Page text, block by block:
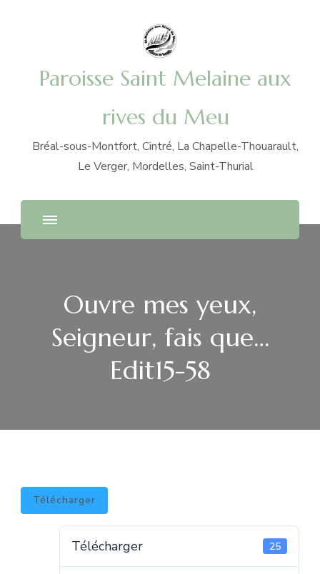
Paroisse Saint Melaine aux
rives du Meu
Bréal-sous-Montfort, Cintré, La Chapelle-Thouarault,
Le Verger, Mordelles, Saint-Thurial
Ouvre mes yeux,
Seigneur, fais que…
Edit15-58
Télécharger
Télécharger 25